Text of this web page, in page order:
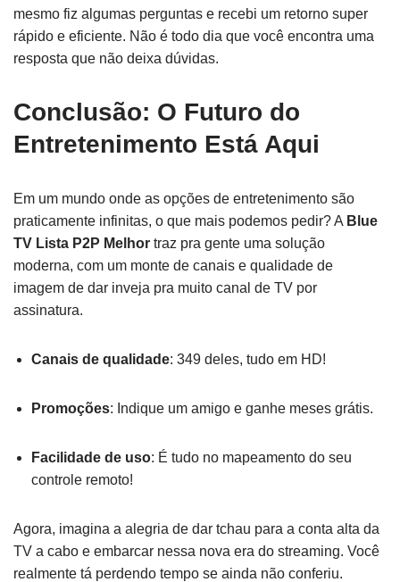
mesmo fiz algumas perguntas e recebi um retorno super
rápido e eficiente. Não é todo dia que você encontra uma
resposta que não deixa dúvidas.
Conclusão: O Futuro do
Entretenimento Está Aqui
Em um mundo onde as opções de entretenimento são
praticamente infinitas, o que mais podemos pedir? A Blue
TV Lista P2P Melhor traz pra gente uma solução
moderna, com um monte de canais e qualidade de
imagem de dar inveja pra muito canal de TV por
assinatura.
Canais de qualidade: 349 deles, tudo em HD!
Promoções: Indique um amigo e ganhe meses grátis.
Facilidade de uso: É tudo no mapeamento do seu
controle remoto!
Agora, imagina a alegria de dar tchau para a conta alta da
TV a cabo e embarcar nessa nova era do streaming. Você
realmente tá perdendo tempo se ainda não conferiu.